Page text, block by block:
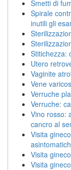
Smetti di
Spirale
inutili gli
Stitichezza:
Utero
Vaginite
Vene
Verruche
Verruche:
Vino rosso:
cancro al
Visita
Visita
Visita